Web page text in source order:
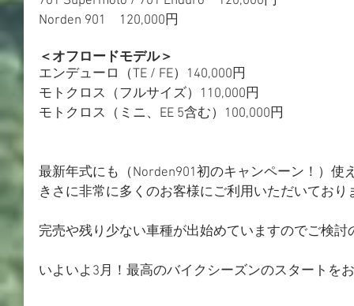
Norden 901　120,000円
＜オフロードモデル＞
エンデューロ（TE / FE）140,000円
モトクロス（フルサイズ）110,000円
モトクロス（ミニ、EE 5含む）100,000円
最新年式にも（Norden901初のキャンペーン！）使
きさに非常に多くのお客様にご利用いただいており
完売や残り少ない車種が出始めていますのでご検
いよいよ3月！最高のバイクシーズンのスタートを